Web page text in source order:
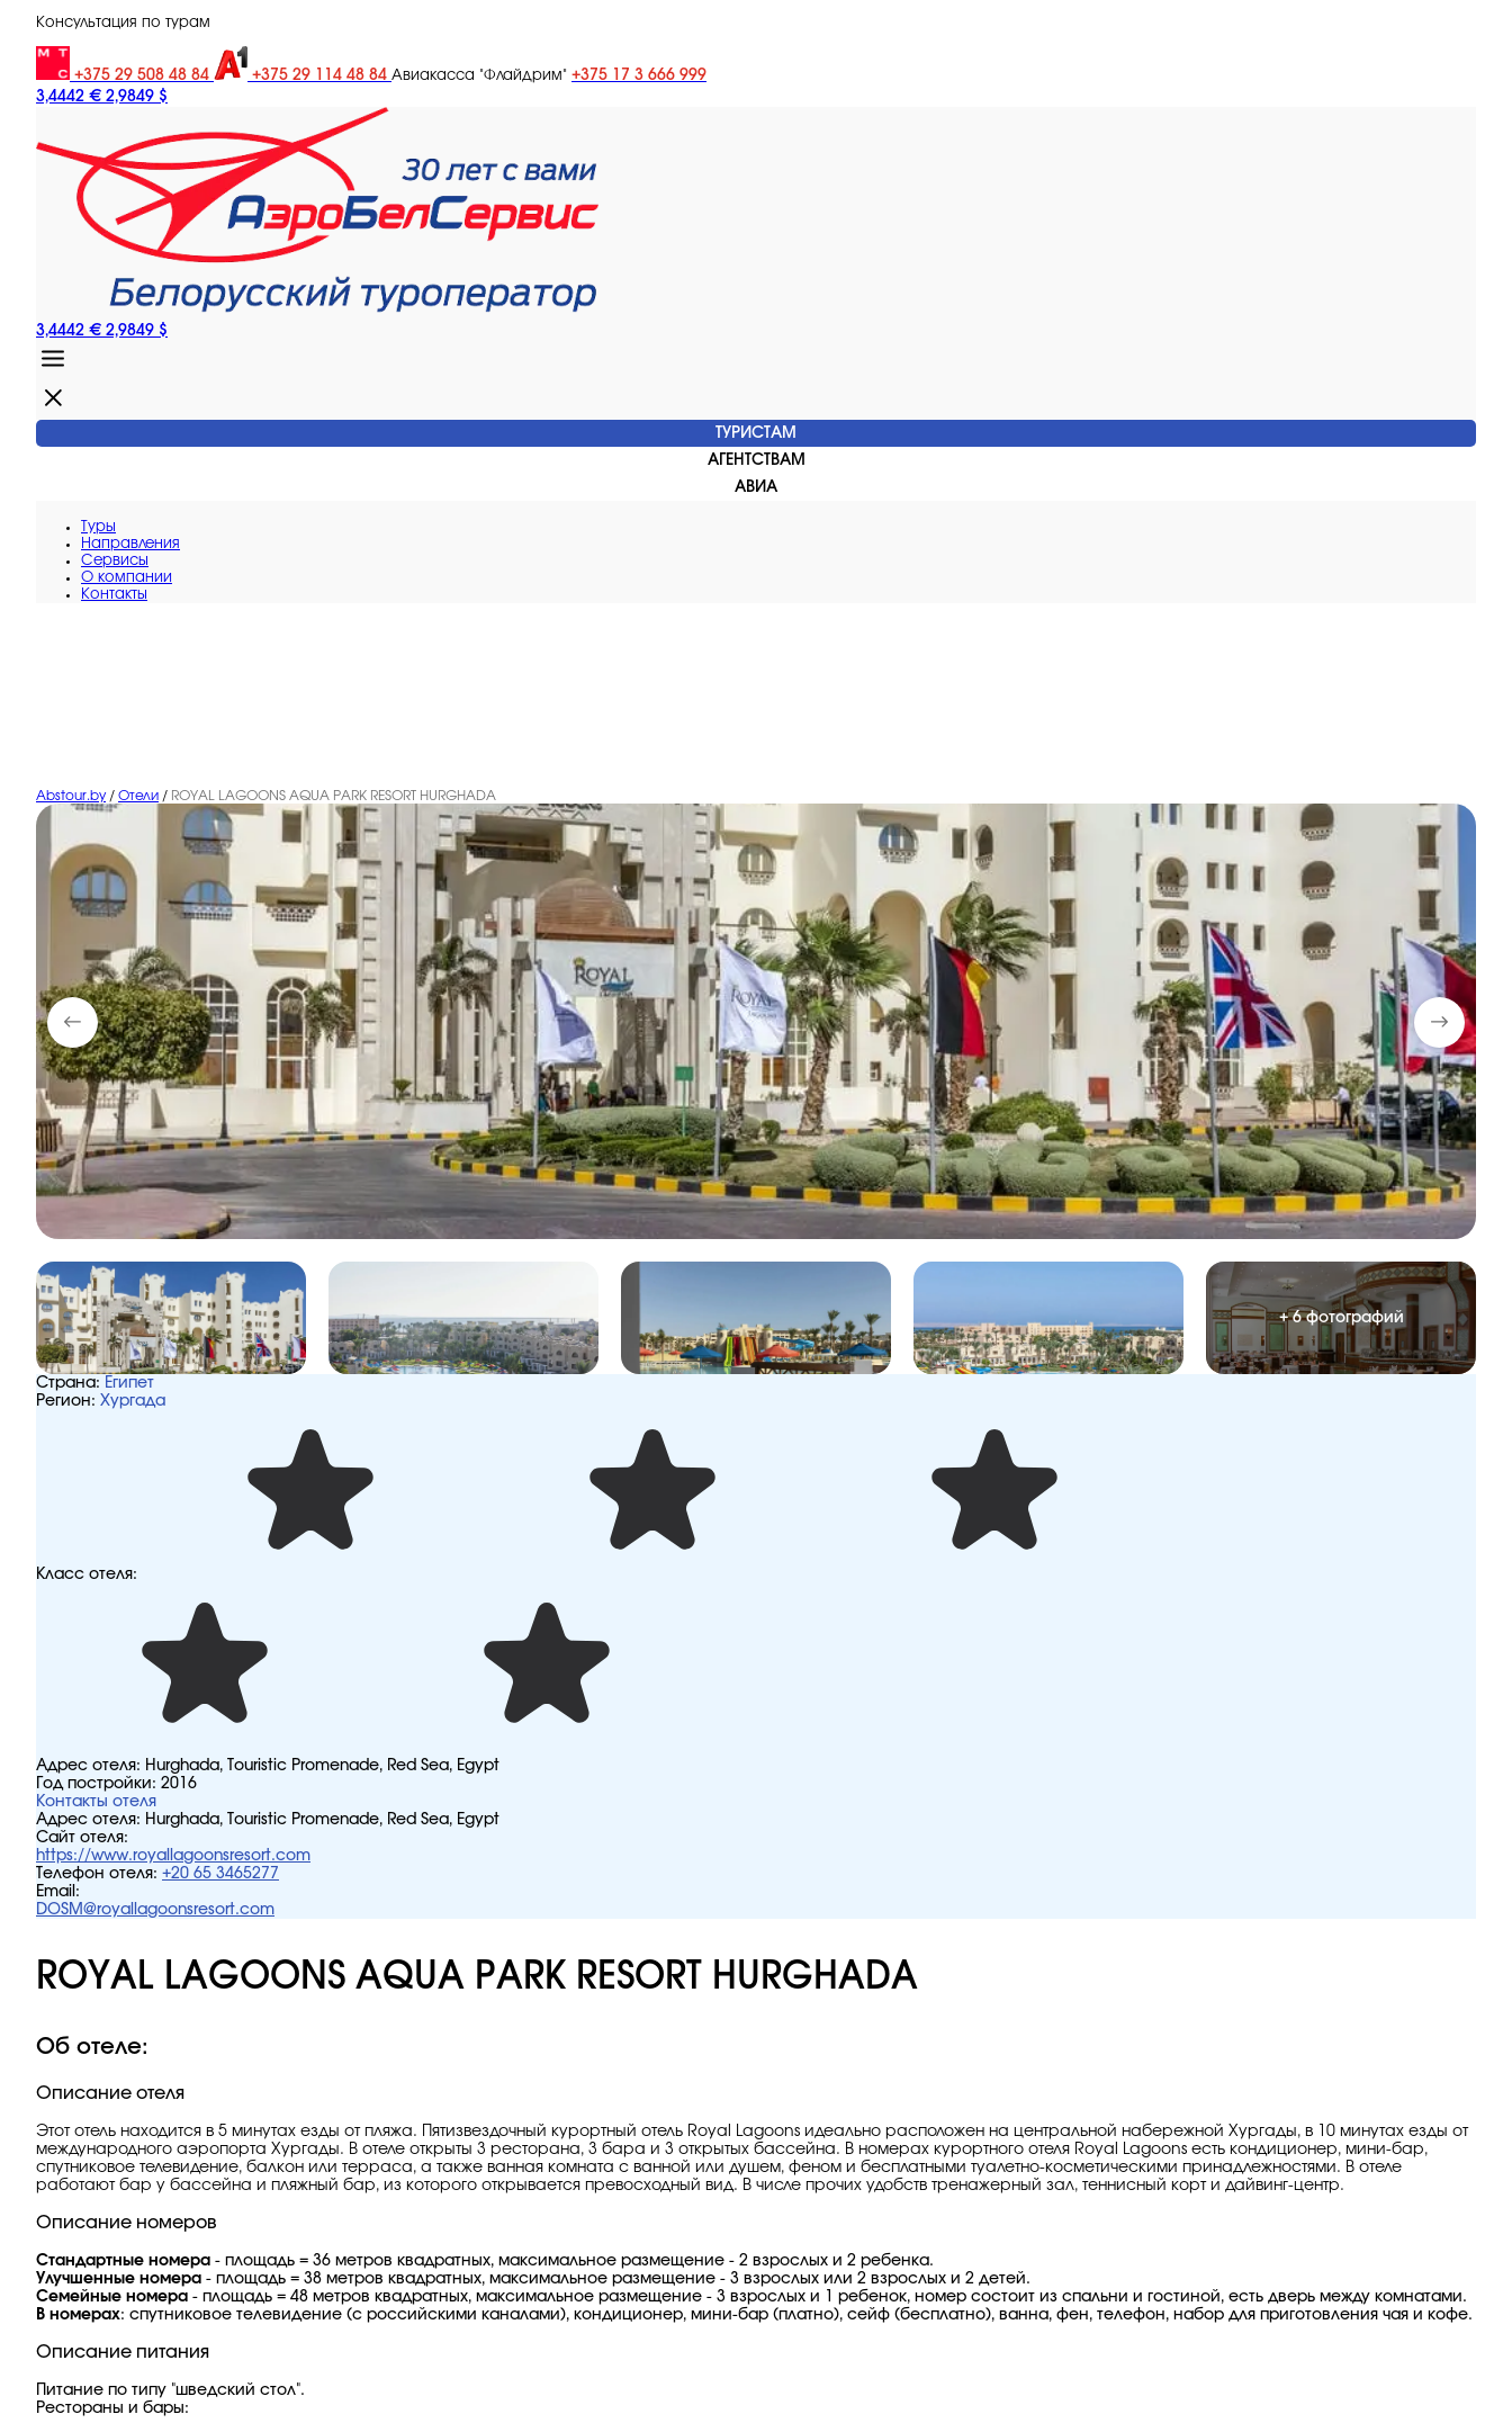
Консультация по турам
+375 29 508 48 84 +375 29 114 48 84 Авиакасса "Флайдрим" +375 17 3 666 999
3,4442 € 2,9849 $
3,4442 € 2,9849 $
ТУРИСТАМ
АГЕНТСТВАМ
АВИА
Туры
Направления
Сервисы
O компании
Контакты
Abstour.by / Отели / ROYAL LAGOONS AQUA PARK RESORT HURGHADA
+ 6 фотографий
Страна: Египет
Регион: Хургада
Класс отеля:
Адрес отеля: Hurghada, Touristic Promenade, Red Sea, Egypt
Год постройки: 2016
Контакты отеля
Адрес отеля: Hurghada, Touristic Promenade, Red Sea, Egypt
Сайт отеля:
https://www.royallagoonsresort.com
Телефон отеля: +20 65 3465277
Email:
DOSM@royallagoonsresort.com
ROYAL LAGOONS AQUA PARK RESORT HURGHADA
Об отеле:
Описание отеля
Этот отель находится в 5 минутах езды от пляжа. Пятизвездочный курортный отель Royal Lagoons идеально расположен на центральной набережной Хургады, в 10 минутах езды от
международного аэропорта Хургады. В отеле открыты 3 ресторана, 3 бара и 3 открытых бассейна. В номерах курортного отеля Royal Lagoons есть кондиционер, мини-бар,
спутниковое телевидение, балкон или терраса, а также ванная комната с ванной или душем, феном и бесплатными туалетно-косметическими принадлежностями. В отеле
работают бар у бассейна и пляжный бар, из которого открывается превосходный вид. В числе прочих удобств тренажерный зал, теннисный корт и дайвинг-центр.
Описание номеров
Стандартные номера - площадь = 36 метров квадратных, максимальное размещение - 2 взрослых и 2 ребенка.
Улучшенные номера - площадь = 38 метров квадратных, максимальное размещение - 3 взрослых или 2 взрослых и 2 детей.
Семейные номера - площадь = 48 метров квадратных, максимальное размещение - 3 взрослых и 1 ребенок, номер состоит из спальни и гостиной, есть дверь между комнатами.
В номерах: спутниковое телевидение (с российскими каналами), кондиционер, мини-бар (платно), сейф (бесплатно), ванна, фен, телефон, набор для приготовления чая и кофе.
Описание питания
Питание по типу "шведский стол".
Рестораны и бары: